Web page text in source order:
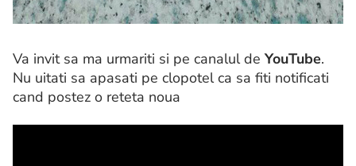
Va invit sa ma urmariti si pe canalul deYouTube.
Nu uitati sa apasati pe clopotel ca sa fiti notificati
cand postez o reteta noua